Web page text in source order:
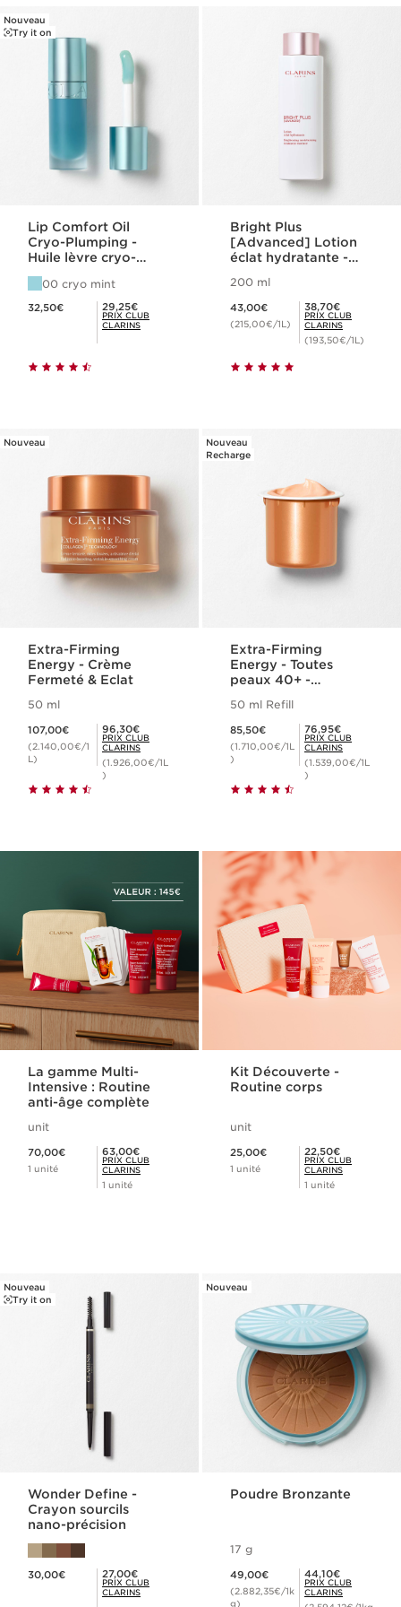
Nouveau
Try it on
Lip Comfort Oil
Cryo-Plumping -
Huile lèvre cryo-
repulpante
00 cryo mint
32,50€ Prix Club Clarins 29,25€
29,25€
PRIX CLUB
CLARINS
Bright Plus
[Advanced] Lotion
éclat hydratante -
200 ml
43,00€
(215,00€/1L)
Prix Club Clarins 38,70€
38,70€
PRIX CLUB
CLARINS
(193,50€/1L)
Nouveau
Extra-Firming
Energy - Crème
Fermeté & Eclat
50 ml
107,00€
(2.140,00€/1
L)
Prix Club Clarins 96,30€
96,30€
PRIX CLUB
CLARINS
(1.926,00€/1L
)
Nouveau
Recharge
Extra-Firming
Energy - Toutes
peaux 40+ -
50 ml Refill
85,50€
(1.710,00€/1L
)
Prix Club Clarins 76,95€
76,95€
PRIX CLUB
CLARINS
(1.539,00€/1L
)
La gamme Multi-
Intensive : Routine
anti-âge complète
unit
70,00€
1 unité
Prix Club Clarins 63,00€
63,00€
PRIX CLUB
CLARINS
1 unité
Kit Découverte -
Routine corps
unit
25,00€
1 unité
Prix Club Clarins 22,50€
22,50€
PRIX CLUB
CLARINS
1 unité
Nouveau
Try it on
Wonder Define -
Crayon sourcils
nano-précision
30,00€ Prix Club Clarins 27,00€
27,00€
PRIX CLUB
CLARINS
Nouveau
Poudre Bronzante
17 g
49,00€
(2.882,35€/1k
g)
Prix Club Clarins 44,10€
44,10€
PRIX CLUB
CLARINS